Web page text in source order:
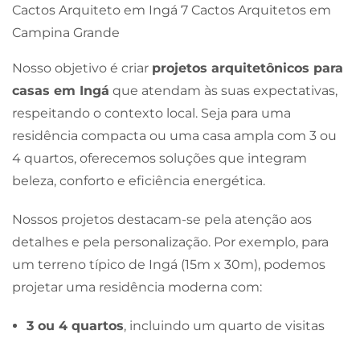
Cactos Arquiteto em Ingá 7 Cactos Arquitetos em
Campina Grande
Nosso objetivo é criar projetos arquitetônicos para
casas em Ingá que atendam às suas expectativas,
respeitando o contexto local. Seja para uma
residência compacta ou uma casa ampla com 3 ou
4 quartos, oferecemos soluções que integram
beleza, conforto e eficiência energética.
Nossos projetos destacam-se pela atenção aos
detalhes e pela personalização. Por exemplo, para
um terreno típico de Ingá (15m x 30m), podemos
projetar uma residência moderna com:
3 ou 4 quartos, incluindo um quarto de visitas